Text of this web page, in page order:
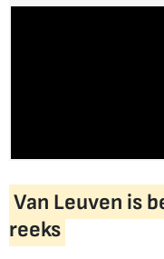
Van Leuven is
reeks